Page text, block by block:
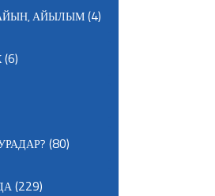
АЙЫЛЫМ(4)
(6)
(80)
(229)